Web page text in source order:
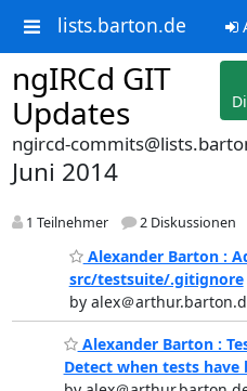
lists.barton.de
ngIRCd GIT
Updates
ngircd-
Juni 2014
1 Teilnehmer 2 Diskussionen
Alexander Barton :
src/testsuite/.gitignore
by alex＠
Alexander Barton :
Detect when tests have